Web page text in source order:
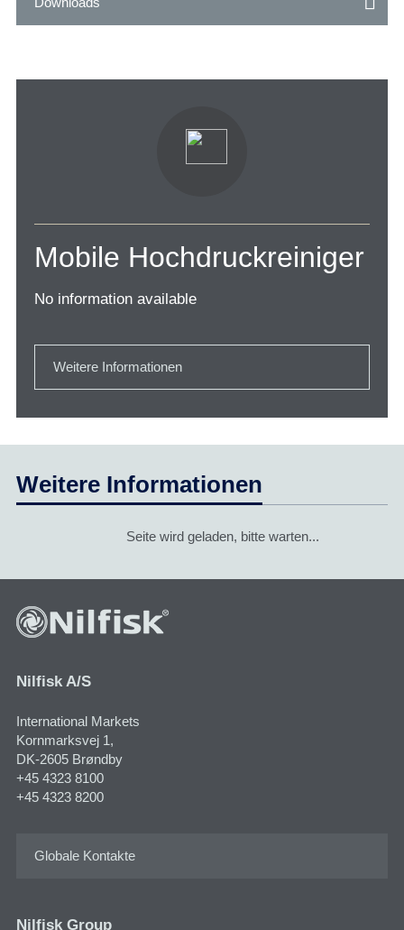
Mobile Hochdruckreiniger
No information available
Weitere Informationen
Weitere Informationen
Seite wird geladen, bitte warten...
Nilfisk A/S
International Markets
Kornmarksvej 1​,
DK-2605 Brøndby
+45 4323 8100
+45 4323 8200
Globale Kontakte
Nilfisk Group